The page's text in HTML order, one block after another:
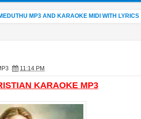
MP3 AND KARAOKE MIDI WITH LYRICS
11:14 PM
KARAOKE MP3